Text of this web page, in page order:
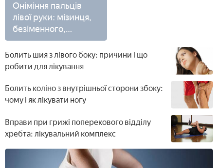
Оніміння пальців
лівої руки: мізинця,
безіменного,
великого та
середнього
Болить шия з лівого боку: причини і що
робити для лікування
Болить коліно з внутрішньої сторони збоку:
чому і як лікувати ногу
Вправи при грижі поперекового відділу
хребта: лікувальний комплекс